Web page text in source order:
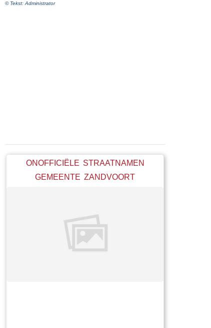
© Tekst: Administrator
ONOFFICIËLE STRAATNAMEN
GEMEENTE ZANDVOORT